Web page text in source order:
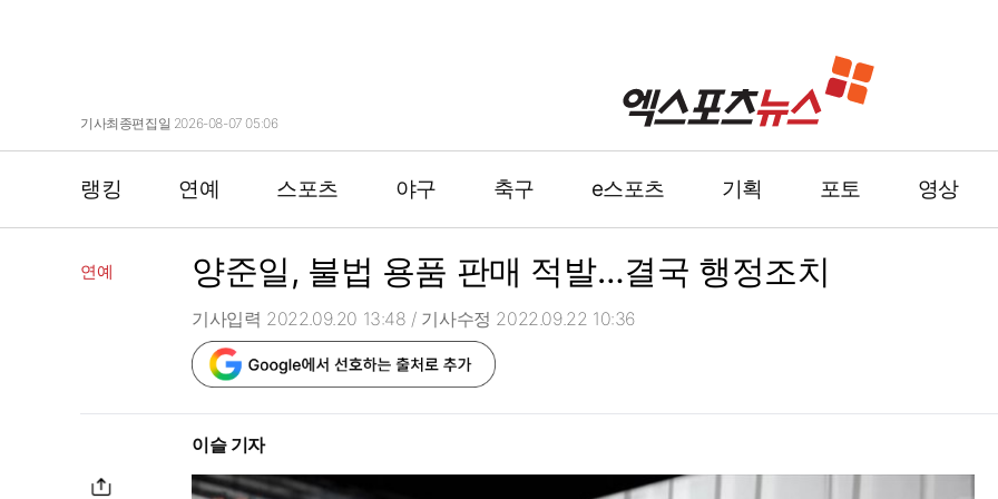
기사최종편집일 2026-08-07 05:06
랭킹 연예 스포츠 야구 축구 e스포츠 기획 포토 영상
연예 양준일, 불법 용품 판매 적발…결국 행정조치
기사입력 2022.09.20 13:48 / 기사수정 2022.09.22 10:36
이슬 기자